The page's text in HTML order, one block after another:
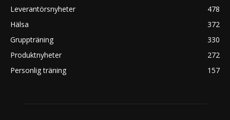
Leverantörsnyheter
478
Hälsa
372
Gruppträning
330
Produktnyheter
272
Personlig träning
157